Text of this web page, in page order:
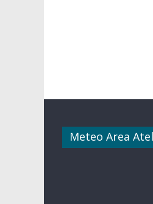
Meteo Area